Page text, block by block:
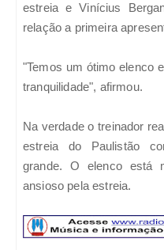
estreia e Vinícius
relação a primeira
"Temos um ótimo elenco
tranquilidade", afirmou.
Na verdade o treinador
estreia do Paulistão
grande. O elenco está
ansioso pela estreia.